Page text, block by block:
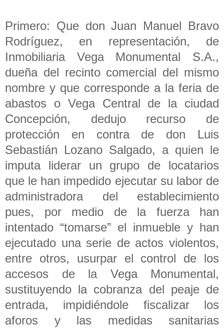
Primero: Que don Juan Manuel Bravo
Rodríguez, en representación, de
Inmobiliaria Vega Monumental S.A.,
dueña del recinto comercial del mismo
nombre y que corresponde a la feria de
abastos o Vega Central de la ciudad
Concepción, dedujo recurso de
protección en contra de don Luis
Sebastián Lozano Salgado, a quien le
imputa liderar un grupo de locatarios
que le han impedido ejecutar su labor de
administradora del establecimiento
pues, por medio de la fuerza han
intentado “tomarse” el inmueble y han
ejecutado una serie de actos violentos,
entre otros, usurpar el control de los
accesos de la Vega Monumental,
sustituyendo la cobranza del peaje de
entrada, impidiéndole fiscalizar los
aforos y las medidas sanitarias